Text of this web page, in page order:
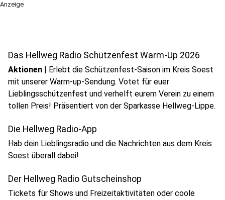
Anzeige
Anzeige
Das Hellweg Radio Schützenfest Warm-Up 2026
Aktionen | Erlebt die Schützenfest-Saison im Kreis Soest
mit unserer Warm-up-Sendung. Votet für euer
Lieblingsschützenfest und verhelft eurem Verein zu einem
tollen Preis! Präsentiert von der Sparkasse Hellweg-Lippe.
Die Hellweg Radio-App
Hab dein Lieblingsradio und die Nachrichten aus dem Kreis
Soest überall dabei!
Der Hellweg Radio Gutscheinshop
Tickets für Shows und Freizeitaktivitäten oder coole